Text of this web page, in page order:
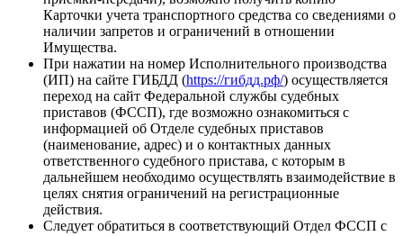
Карточки учета транспортного средства со сведениями о
наличии запретов и ограничений в отношении
Имущества.
При нажатии на номер Исполнительного производства
(ИП) на сайте ГИБДД (https://гибдд.рф/) осуществляется
переход на сайт Федеральной службы судебных
приставов (ФССП), где возможно ознакомиться с
информацией об Отделе судебных приставов
(наименование, адрес) и о контактных данных
ответственного судебного пристава, с которым в
дальнейшем необходимо осуществлять взаимодействие в
целях снятия ограничений на регистрационные
действия.
Следует обратиться в соответствующий Отдел ФССП с